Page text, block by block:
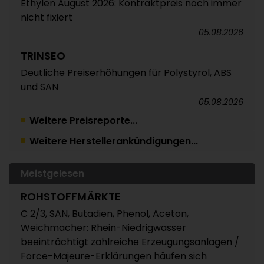
Ethylen August 2026: Kontraktpreis noch immer
nicht fixiert
05.08.2026
TRINSEO
Deutliche Preiserhöhungen für Polystyrol, ABS
und SAN
05.08.2026
POLYMERPREISE
Vorprodukte Juli/August 2026
POLYMERPREISE
Styrolkunststoffe Juli 2026: Absturz der SM-
Referenz zieht die Preise nach unten /
Atempause wohl aber nur von kurzer Dauer
04.08.2026
Weitere Preisreporte...
Weitere Herstellerankündigungen...
Meistgelesen
ROHSTOFFMÄRKTE
C 2/3, SAN, Butadien, Phenol, Aceton,
Weichmacher: Rhein-Niedrigwasser
beeinträchtigt zahlreiche Erzeugungsanlagen /
Force-Majeure-Erklärungen häufen sich